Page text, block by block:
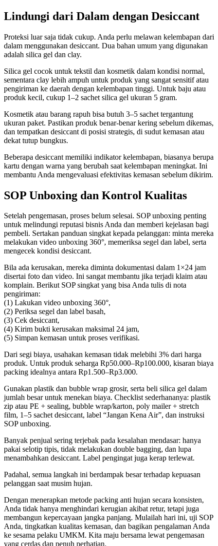
Lindungi dari Dalam dengan Desiccant
Proteksi luar saja tidak cukup. Anda perlu melawan kelembapan dari
dalam menggunakan desiccant. Dua bahan umum yang digunakan
adalah silica gel dan clay.
Silica gel cocok untuk tekstil dan kosmetik dalam kondisi normal,
sementara clay lebih ampuh untuk produk yang sangat sensitif atau
pengiriman ke daerah dengan kelembapan tinggi. Untuk baju atau
produk kecil, cukup 1–2 sachet silica gel ukuran 5 gram.
Kosmetik atau barang rapuh bisa butuh 3–5 sachet tergantung
ukuran paket. Pastikan produk benar-benar kering sebelum dikemas,
dan tempatkan desiccant di posisi strategis, di sudut kemasan atau
dekat tutup bungkus.
Beberapa desiccant memiliki indikator kelembapan, biasanya berupa
kartu dengan warna yang berubah saat kelembapan meningkat. Ini
membantu Anda mengevaluasi efektivitas kemasan sebelum dikirim.
SOP Unboxing dan Kontrol Kualitas
Setelah pengemasan, proses belum selesai. SOP unboxing penting
untuk melindungi reputasi bisnis Anda dan memberi kejelasan bagi
pembeli. Sertakan panduan singkat kepada pelanggan: minta mereka
melakukan video unboxing 360°, memeriksa segel dan label, serta
mengecek kondisi desiccant.
Bila ada kerusakan, mereka diminta dokumentasi dalam 1×24 jam
disertai foto dan video. Ini sangat membantu jika terjadi klaim atau
komplain. Berikut SOP singkat yang bisa Anda tulis di nota
pengiriman:
(1) Lakukan video unboxing 360°,
(2) Periksa segel dan label basah,
(3) Cek desiccant,
(4) Kirim bukti kerusakan maksimal 24 jam,
(5) Simpan kemasan untuk proses verifikasi.
Dari segi biaya, usahakan kemasan tidak melebihi 3% dari harga
produk. Untuk produk seharga Rp50.000–Rp100.000, kisaran biaya
packing idealnya antara Rp1.500–Rp3.000.
Gunakan plastik dan bubble wrap grosir, serta beli silica gel dalam
jumlah besar untuk menekan biaya. Checklist sederhananya: plastik
zip atau PE + sealing, bubble wrap/karton, poly mailer + stretch
film, 1–5 sachet desiccant, label “Jangan Kena Air”, dan instruksi
SOP unboxing.
Banyak penjual sering terjebak pada kesalahan mendasar: hanya
pakai selotip tipis, tidak melakukan double bagging, dan lupa
menambahkan desiccant. Label pengingat juga kerap terlewat.
Padahal, semua langkah ini berdampak besar terhadap kepuasan
pelanggan saat musim hujan.
Dengan menerapkan metode packing anti hujan secara konsisten,
Anda tidak hanya menghindari kerugian akibat retur, tetapi juga
membangun kepercayaan jangka panjang. Mulailah hari ini, uji SOP
Anda, tingkatkan kualitas kemasan, dan bagikan pengalaman Anda
ke sesama pelaku UMKM. Kita maju bersama lewat pengemasan
yang cerdas dan penuh perhatian.